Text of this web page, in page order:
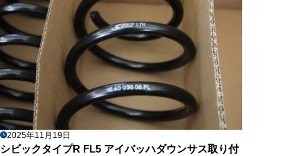
2025年11月19日
シビックタイプR FL5 アイバッハダウンサス取り付